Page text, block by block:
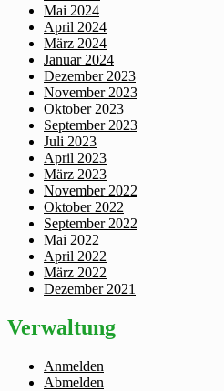
Mai 2024
April 2024
März 2024
Januar 2024
Dezember 2023
November 2023
Oktober 2023
September 2023
Juli 2023
April 2023
März 2023
November 2022
Oktober 2022
September 2022
Mai 2022
April 2022
März 2022
Dezember 2021
Verwaltung
Anmelden
Abmelden